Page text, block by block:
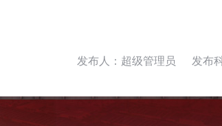
发布人：超级管理员 发布